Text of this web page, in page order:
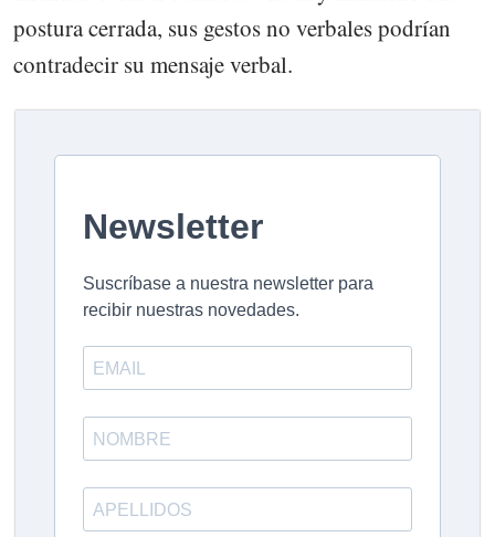
postura cerrada, sus gestos no verbales podrían
contradecir su mensaje verbal.